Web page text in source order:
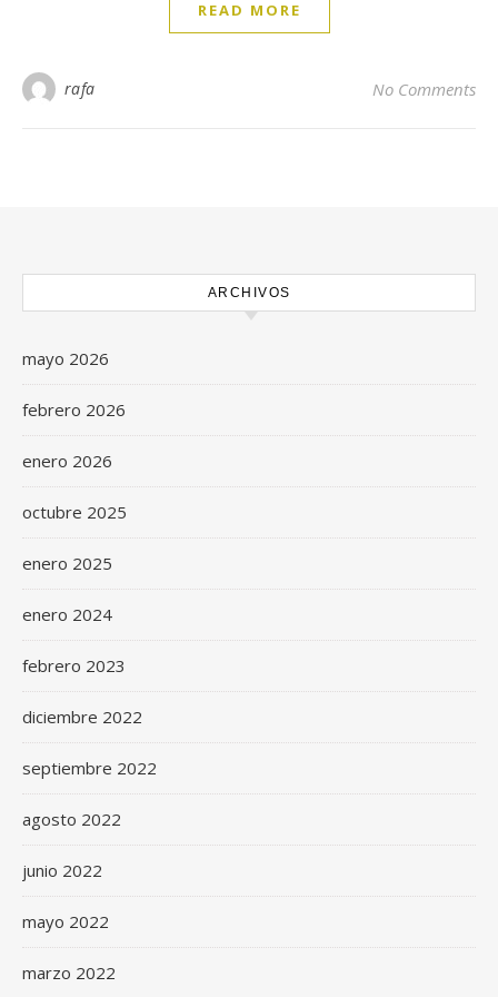
READ MORE
rafa No Comments
ARCHIVOS
mayo 2026
febrero 2026
enero 2026
octubre 2025
enero 2025
enero 2024
febrero 2023
diciembre 2022
septiembre 2022
agosto 2022
junio 2022
mayo 2022
marzo 2022